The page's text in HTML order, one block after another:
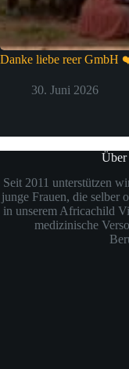
Danke liebe reer GmbH
30. Juni 2026
Seit 2011 unterstützen
junge Frauen, die selber
in unserem Africachild
medizinische